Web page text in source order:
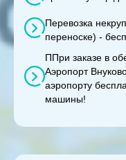
Перевозка
переноске) -
ППри заказе в
Аэропорт
аэропорту
машины!